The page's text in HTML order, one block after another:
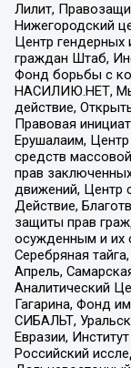
Лилит,
Нижегородский
Центр
граждан Штаб,
Фонд борьбы с
НАСИЛИЮ.НЕТ, Мы
действие,
Правовая
Ерушалаим,
средств
прав
движений, Центр
Действие,
защиты прав
осужденным и их
Серебряная
Апрель,
Аналитический
Гагарина, Фонд
СИБАЛЬТ,
Евразии,
Российский